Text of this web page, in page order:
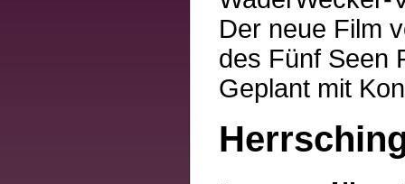
Der neue Film
des Fünf Seen
Geplant mit